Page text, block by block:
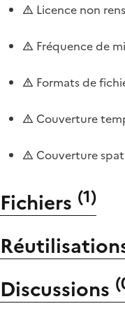
Licence non
Fréquence de
Formats de
Couverture
Couverture
Fichiers (1)
Discussions (